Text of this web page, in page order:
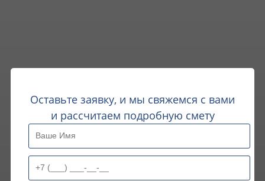
Оставьте заявку, и мы свяжемся с вами
и рассчитаем подробную смету